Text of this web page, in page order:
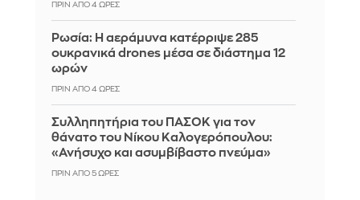
ΠΡΙΝ ΑΠΌ 4 ΏΡΕΣ
Ρωσία: Η αεράμυνα κατέρριψε 285
ουκρανικά drones μέσα σε διάστημα 12
ωρών
ΠΡΙΝ ΑΠΌ 4 ΏΡΕΣ
Συλληπητήρια του ΠΑΣΟΚ για τον
θάνατο του Νίκου Καλογερόπουλου:
«Ανήσυχο και ασυμβίβαστο πνεύμα»
ΠΡΙΝ ΑΠΌ 5 ΏΡΕΣ